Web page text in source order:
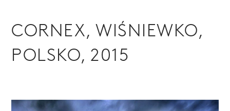
CORNEX, WIŚNIEWKO,
POLSKO, 2015